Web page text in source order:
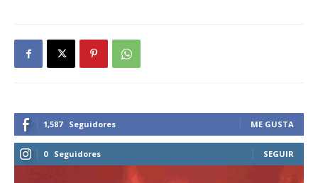
1,587 Seguidores ME GUSTA
0 Seguidores SEGUIR